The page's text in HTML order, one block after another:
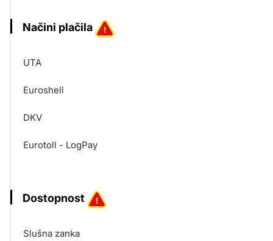
Načini plačila
UTA
Euroshell
DKV
Eurotoll - LogPay
Dostopnost
Slušna zanka